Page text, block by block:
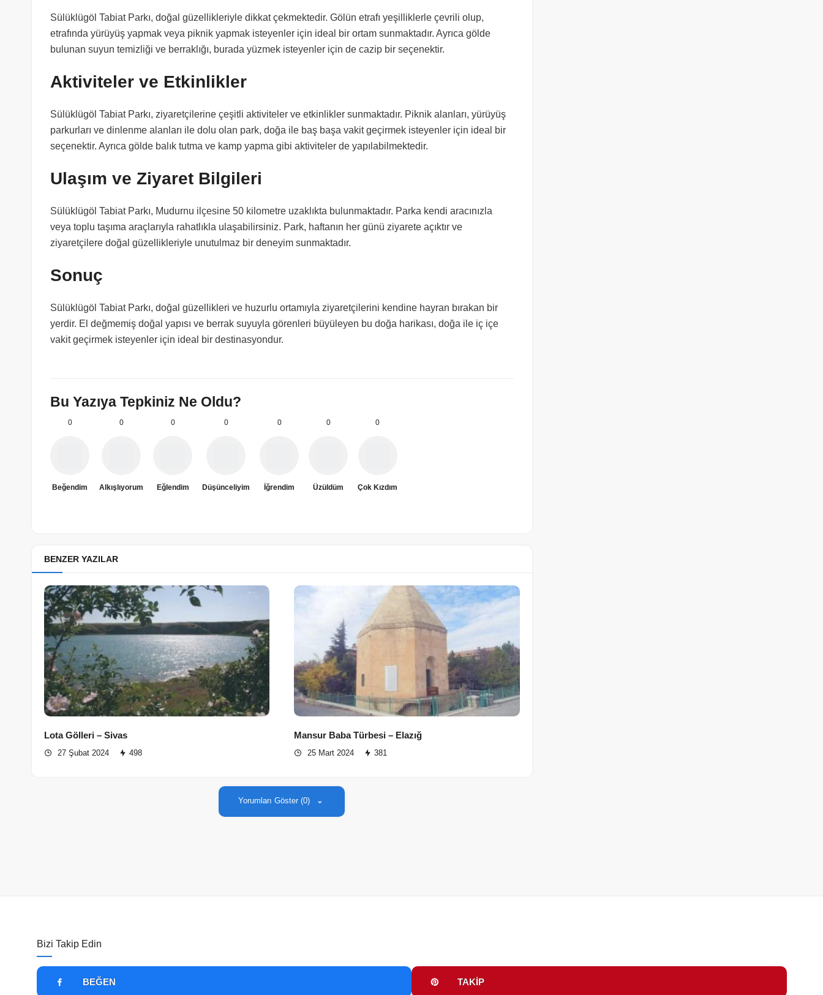
Sülüklügöl Tabiat Parkı, doğal güzellikleriyle dikkat çekmektedir. Gölün etrafı yeşilliklerle çevrili olup,
etrafında yürüyüş yapmak veya piknik yapmak isteyenler için ideal bir ortam sunmaktadır. Ayrıca gölde
bulunan suyun temizliği ve berraklığı, burada yüzmek isteyenler için de cazip bir seçenektir.
Aktiviteler ve Etkinlikler
Sülüklügöl Tabiat Parkı, ziyaretçilerine çeşitli aktiviteler ve etkinlikler sunmaktadır. Piknik alanları, yürüyüş
parkurları ve dinlenme alanları ile dolu olan park, doğa ile baş başa vakit geçirmek isteyenler için ideal bir
seçenektir. Ayrıca gölde balık tutma ve kamp yapma gibi aktiviteler de yapılabilmektedir.
Ulaşım ve Ziyaret Bilgileri
Sülüklügöl Tabiat Parkı, Mudurnu ilçesine 50 kilometre uzaklıkta bulunmaktadır. Parka kendi aracınızla
veya toplu taşıma araçlarıyla rahatlıkla ulaşabilirsiniz. Park, haftanın her günü ziyarete açıktır ve
ziyaretçilere doğal güzellikleriyle unutulmaz bir deneyim sunmaktadır.
Sonuç
Sülüklügöl Tabiat Parkı, doğal güzellikleri ve huzurlu ortamıyla ziyaretçilerini kendine hayran bırakan bir
yerdir. El değmemiş doğal yapısı ve berrak suyuyla görenleri büyüleyen bu doğa harikası, doğa ile iç içe
vakit geçirmek isteyenler için ideal bir destinasyondur.
Bu Yazıya Tepkiniz Ne Oldu?
0
Beğendim
0
Alkışlıyorum
0
Eğlendim
0
Düşünceliyim
0
İğrendim
0
Üzüldüm
0
Çok Kızdım
BENZER YAZILAR
Lota Gölleri – Sivas
27 Şubat 2024 498
Mansur Baba Türbesi – Elazığ
25 Mart 2024 381
Yorumları Göster (0)
Bizi Takip Edin
BEĞEN TAKIP